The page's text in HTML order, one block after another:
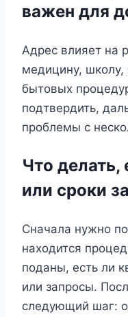
важен для
Адрес влияет на
медицину, школу,
бытовых
подтвердить,
проблемы с
Что делать,
или сроки
Сначала нужно
находится
поданы, есть ли
или запросы.
следующий шаг: